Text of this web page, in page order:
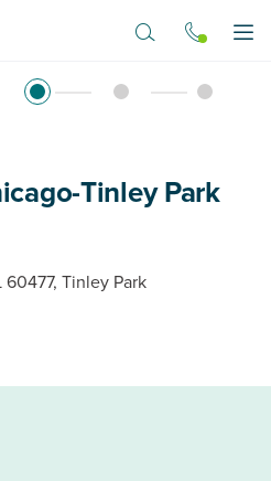
Tinley Park
Tinley Park